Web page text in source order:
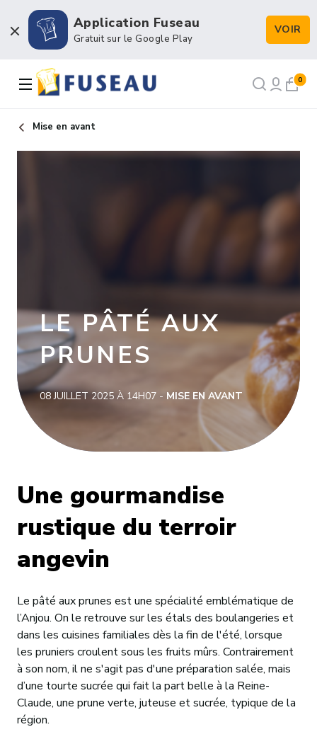
Application Fuseau
Gratuit sur le Google Play
VOIR
Boulangerie / Viennoiserie
Pâtisserie / Chocolaterie
Emballage & Décors
NOUS RECRUTONS
CONTACT
0
Mise en avant
LE PÂTÉ AUX
PRUNES
08 JUILLET 2025 À 14H07 - MISE EN AVANT
Une gourmandise
rustique du terroir
angevin
Le pâté aux prunes est une spécialité emblématique de
l’Anjou. On le retrouve sur les étals des boulangeries et
dans les cuisines familiales dès la fin de l'été, lorsque
les pruniers croulent sous les fruits mûrs. Contrairement
à son nom, il ne s'agit pas d'une préparation salée, mais
d’une tourte sucrée qui fait la part belle à la Reine-
Claude, une prune verte, juteuse et sucrée, typique de la
région.